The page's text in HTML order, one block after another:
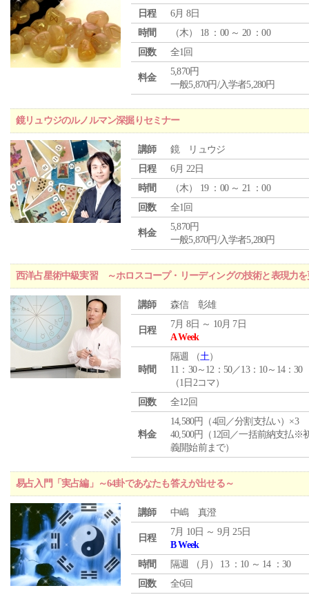
日程
6月 8日
時間
（木） 18 ：00 ～ 20 ：00
回数
全1回
料金
5,870円
一般5,870円/入学者5,280円
鏡リュウジのルノルマン深掘りセミナー
講師
鏡 リュウジ
日程
6月 22日
時間
（木） 19 ：00 ～ 21 ：00
回数
全1回
料金
5,870円
一般5,870円/入学者5,280円
西洋占星術中級実習 ～ホロスコープ・リーディングの技術と表現力
講師 森信 彰雄
日程
7月 8日 ～ 10月 7日
A Week
時間
隔週 （土）
11：30～12：50／13：10～14：30
（1日2コマ）
回数
全12回
料金
14,580円（4回／分割支払い）×3
40,500円（12回／一括前納支払※
義開始前まで）
易占入門「実占編」～64卦であなたも答えが出せる～
講師 中嶋 真澄
日程
7月 10日 ～ 9月 25日
B Week
時間
隔週 （ 月 ） 13 ：10 ～ 14 ：30
回数
全6回